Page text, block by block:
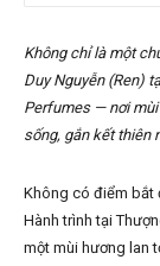
Không chỉ là một
Duy Nguyễn (Ren)
Perfumes — nơi
sống, gắn kết thiên
Không có điểm bắt
Hành trình tại
một mùi hương lan